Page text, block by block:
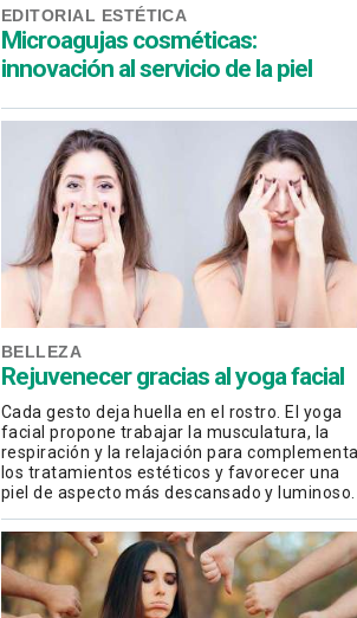
EDITORIAL ESTÉTICA
Microagujas cosméticas:
innovación al servicio de la piel
BELLEZA
Rejuvenecer gracias al yoga facial
Cada gesto deja huella en el rostro. El yoga
facial propone trabajar la musculatura, la
respiración y la relajación para
los tratamientos estéticos y favorecer una
piel de aspecto más descansado y luminoso.